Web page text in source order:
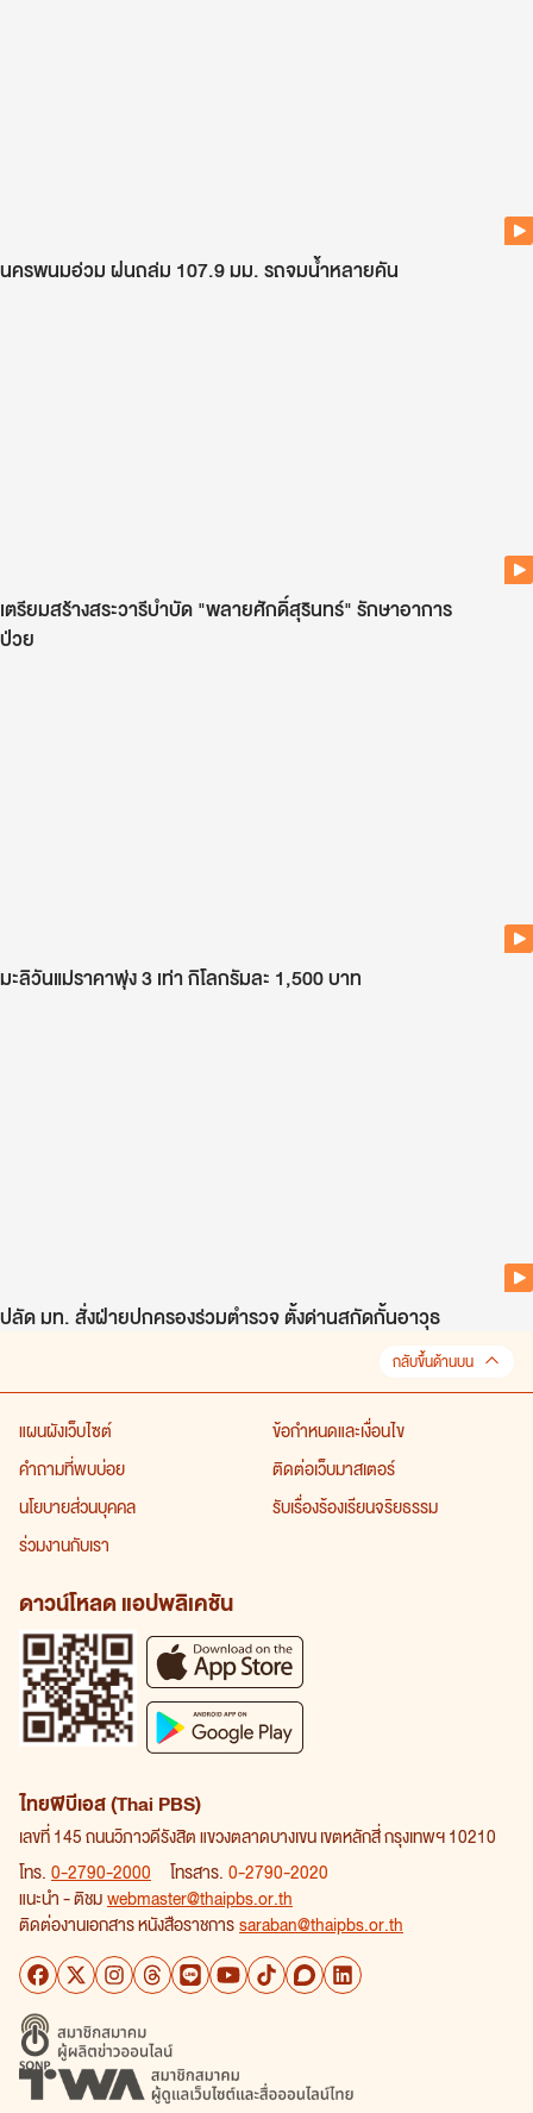
นครพนมอ่วม ฝนถล่ม 107.9 มม. รถจมน้ำหลายคัน
เตรียมสร้างสระวารีบำบัด "พลายศักดิ์สุรินทร์" รักษาอาการ
ป่วย
มะลิวันแม่ราคาพุ่ง 3 เท่า กิโลกรัมละ 1,500 บาท
ปลัด มท. สั่งฝ่ายปกครองร่วมตำรวจ ตั้งด่านสกัดกั้นอาวุธ
กลับขึ้นด้านบน
แผนผังเว็บไซต์
คำถามที่พบบ่อย
นโยบายส่วนบุคคล
ร่วมงานกับเรา
ข้อกำหนดและเงื่อนไข
ติดต่อเว็บมาสเตอร์
รับเรื่องร้องเรียนจริยธรรม
ดาวน์โหลด แอปพลิเคชัน
ไทยพีบีเอส (Thai PBS)
เลขที่ 145 ถนนวิภาวดีรังสิต แขวงตลาดบางเขน เขตหลักสี่ กรุงเทพฯ 10210
โทร. 0-2790-2000 โทรสาร. 0-2790-2020
แนะนำ - ติชม webmaster@thaipbs.or.th
ติดต่องานเอกสาร หนังสือราชการ saraban@thaipbs.or.th